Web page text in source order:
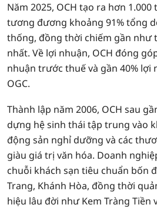
Năm 2025, OCH tạo ra hơn
tương đương khoảng 91% tổng
thống, đồng thời chiếm gần như
nhất. Về lợi nhuận, OCH đóng
nhuận trước thuế và gần 40% lợi
OGC.
Thành lập năm 2006, OCH sau
dựng hệ sinh thái tập trung vào
động sản nghỉ dưỡng và các
giàu giá trị văn hóa. Doanh
chuỗi khách sạn tiêu chuẩn bốn
Trang, Khánh Hòa, đồng thời
hiệu lâu đời như Kem Tràng Tiền